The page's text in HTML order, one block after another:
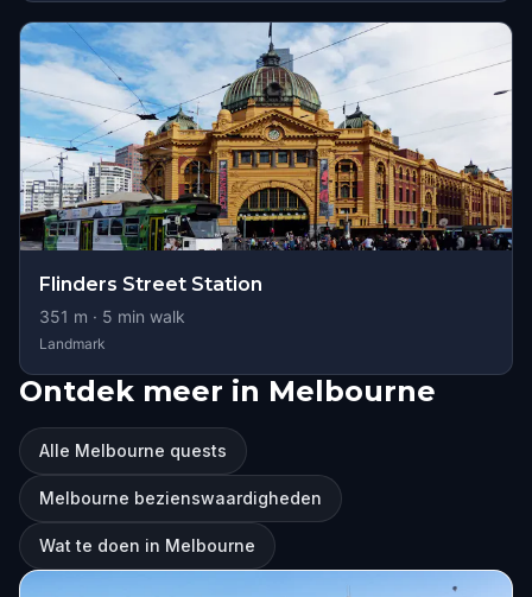
Flinders Street Station
351 m · 5 min walk
Landmark
Ontdek meer in Melbourne
Alle Melbourne quests
Melbourne bezienswaardigheden
Wat te doen in Melbourne